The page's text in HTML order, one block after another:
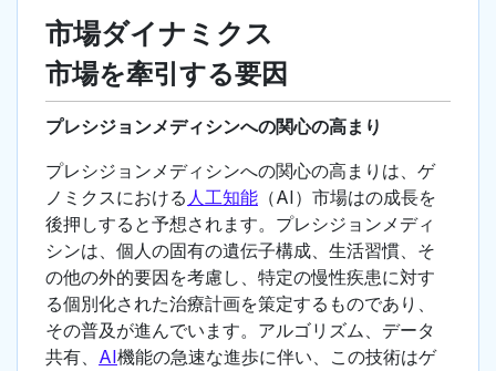
市場ダイナミクス
市場を牽引する要因
プレシジョンメディシンへの関心の高まり
プレシジョンメディシンへの関心の高まりは、ゲ
ノミクスにおける 人工知能 （AI）市場はの成長を
後押しすると予想されます。プレシジョンメディ
シンは、個人の固有の遺伝子構成、生活習慣、そ
の他の外的要因を考慮し、特定の慢性疾患に対す
る個別化された治療計画を策定するものであり、
その普及が進んでいます。アルゴリズム、データ
共有、 AI機能の急速な進歩に伴い、この技術はゲ